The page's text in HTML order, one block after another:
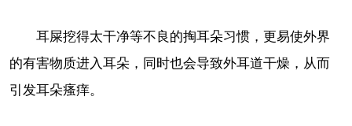
耳屎挖得太干净等不良的掏耳朵习惯，更易使外界
的有害物质进入耳朵，同时也会导致外耳道干燥，从而
引发耳朵瘙痒。